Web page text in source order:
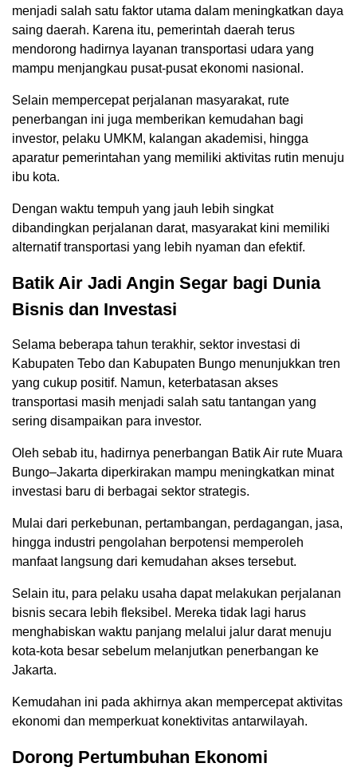
menjadi salah satu faktor utama dalam meningkatkan daya
saing daerah. Karena itu, pemerintah daerah terus
mendorong hadirnya layanan transportasi udara yang
mampu menjangkau pusat-pusat ekonomi nasional.
Selain mempercepat perjalanan masyarakat, rute
penerbangan ini juga memberikan kemudahan bagi
investor, pelaku UMKM, kalangan akademisi, hingga
aparatur pemerintahan yang memiliki aktivitas rutin menuju
ibu kota.
Dengan waktu tempuh yang jauh lebih singkat
dibandingkan perjalanan darat, masyarakat kini memiliki
alternatif transportasi yang lebih nyaman dan efektif.
Batik Air Jadi Angin Segar bagi Dunia
Bisnis dan Investasi
Selama beberapa tahun terakhir, sektor investasi di
Kabupaten Tebo dan Kabupaten Bungo menunjukkan tren
yang cukup positif. Namun, keterbatasan akses
transportasi masih menjadi salah satu tantangan yang
sering disampaikan para investor.
Oleh sebab itu, hadirnya penerbangan Batik Air rute Muara
Bungo–Jakarta diperkirakan mampu meningkatkan minat
investasi baru di berbagai sektor strategis.
Mulai dari perkebunan, pertambangan, perdagangan, jasa,
hingga industri pengolahan berpotensi memperoleh
manfaat langsung dari kemudahan akses tersebut.
Selain itu, para pelaku usaha dapat melakukan perjalanan
bisnis secara lebih fleksibel. Mereka tidak lagi harus
menghabiskan waktu panjang melalui jalur darat menuju
kota-kota besar sebelum melanjutkan penerbangan ke
Jakarta.
Kemudahan ini pada akhirnya akan mempercepat aktivitas
ekonomi dan memperkuat konektivitas antarwilayah.
Dorong Pertumbuhan Ekonomi